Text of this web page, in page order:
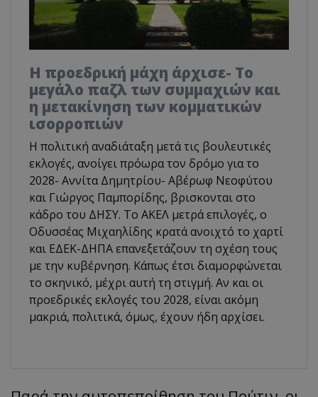
Η προεδρική μάχη άρχισε- Το
μεγάλο παζλ των συμμαχιών και
η μετακίνηση των κομματικών
ισορροπιών
Η πολιτική αναδιάταξη μετά τις βουλευτικές
εκλογές, ανοίγει πρόωρα τον δρόμο για το
2028- Αννίτα Δημητρίου- Αβέρωφ Νεοφύτου
και Γιώργος Παμπορίδης, βρισκονται στο
κάδρο του ΔΗΣΥ. Το ΑΚΕΛ μετρά επιλογές, ο
Οδυσσέας Μιχαηλίδης κρατά ανοιχτό το χαρτί
και ΕΔΕΚ-ΔΗΠΑ επανεξετάζουν τη σχέση τους
με την κυβέρνηση. Κάπως έτσι διαμορφώνεται
το σκηνικό, μέχρι αυτή τη στιγμή. Αν και οι
προεδρικές εκλογές του 2028, είναι ακόμη
μακριά, πολιτικά, όμως, έχουν ήδη αρχίσει.